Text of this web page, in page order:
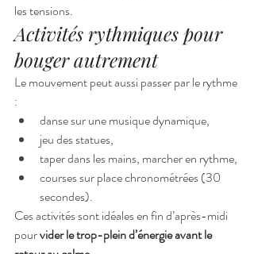
les tensions.
Activités rythmiques pour
bouger autrement
Le mouvement peut aussi passer par le rythme
:
danse sur une musique dynamique,
jeu des statues,
taper dans les mains, marcher en rythme,
courses sur place chronométrées (30
secondes).
Ces activités sont idéales en fin d’après-midi
pour vider le trop-plein d’énergie avant le